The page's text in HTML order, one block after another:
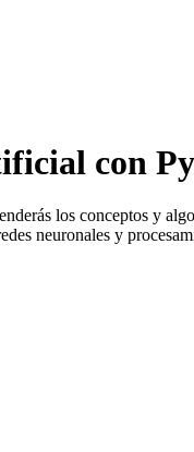
con
los conceptos y
neuronales y